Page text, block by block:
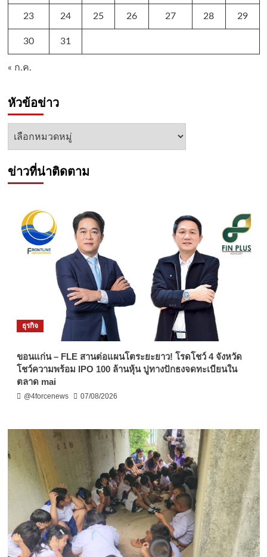
23 24 25 26 27 28 29
30 31
« ก.ค.
หัวข้อข่าว
หัวข้อ
ข่าวที่น่าติดตาม
ธุรกิจ
ขอนแก่น – FLE สานต่อแผนโตระยะยาว! โรดโชว์ 4 จังหวัด
โชว์ความพร้อม IPO 100 ล้านหุ้น ปูทางปักธงจดทะเบียนใน
ตลาด mai
@4forcenews 07/08/2026